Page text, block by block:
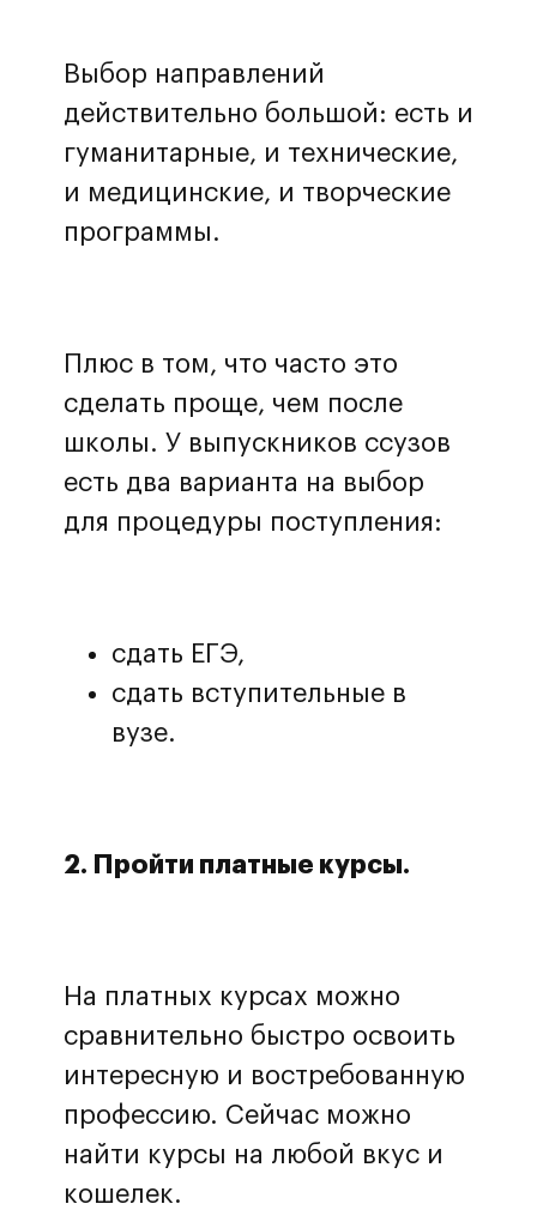
Выбор направлений
действительно большой: есть и
гуманитарные, и технические,
и медицинские, и творческие
программы.
Плюс в том, что часто это
сделать проще, чем после
школы. У выпускников ссузов
есть два варианта на выбор
для процедуры поступления:
сдать ЕГЭ,
сдать вступительные в
вузе.
2. Пройти платные курсы.
На платных курсах можно
сравнительно быстро освоить
интересную и востребованную
профессию. Сейчас можно
найти курсы на любой вкус и
кошелек.